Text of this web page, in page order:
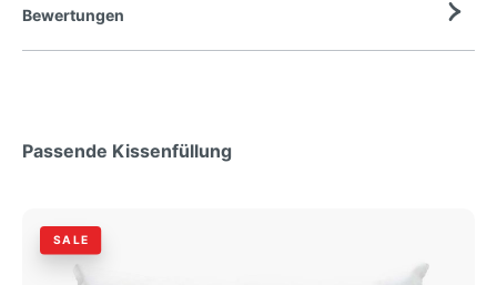
Bewertungen
Passende Kissenfüllung
SALE